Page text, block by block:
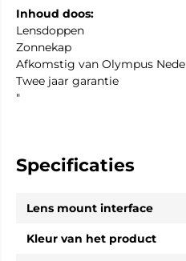
Inhoud doos:
Lensdoppen
Zonnekap
Afkomstig van Olympus
Twee jaar garantie
"
Specificaties
Lens mount interface
Kleur van het product